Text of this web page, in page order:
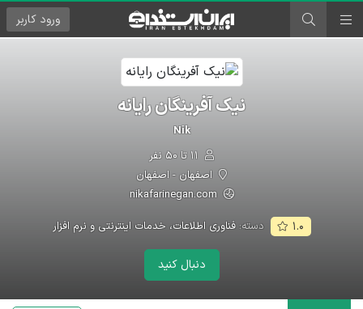
ورود کاربر
نیک آفرینگان رایانه
Nik
اصفهان - اصفهان
nikafarinegan.com
۱.۰ دسته:فناوری اطلاعات، خدمات اینترنتی و نرم افزار
دنبال کنید